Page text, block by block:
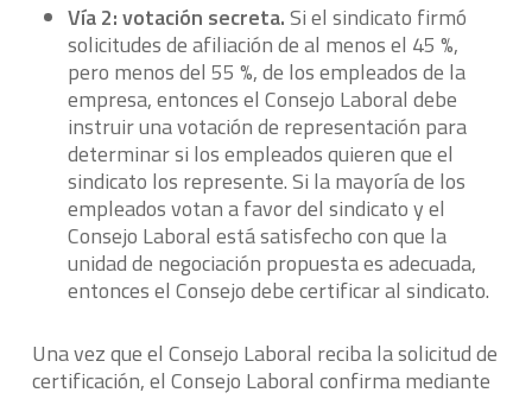
Vía 2: votación secreta.Si el sindicato firmó
solicitudes de afiliación de al menos el 45 %,
pero menos del 55 %, de los empleados de la
empresa, entonces el Consejo Laboral debe
instruir una votación de representación para
determinar si los empleados quieren que el
sindicato los represente. Si la mayoría de los
empleados votan a favor del sindicato y el
Consejo Laboral está satisfecho con que la
unidad de negociación propuesta es adecuada,
entonces el Consejo debe certificar al sindicato.
Una vez que el Consejo Laboral reciba la solicitud de
certificación, el Consejo Laboral confirma mediante